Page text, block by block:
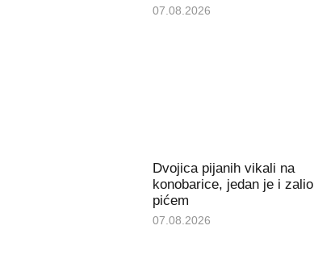
07.08.2026
Dvojica pijanih vikali na
konobarice, jedan je i zalio
pićem
07.08.2026